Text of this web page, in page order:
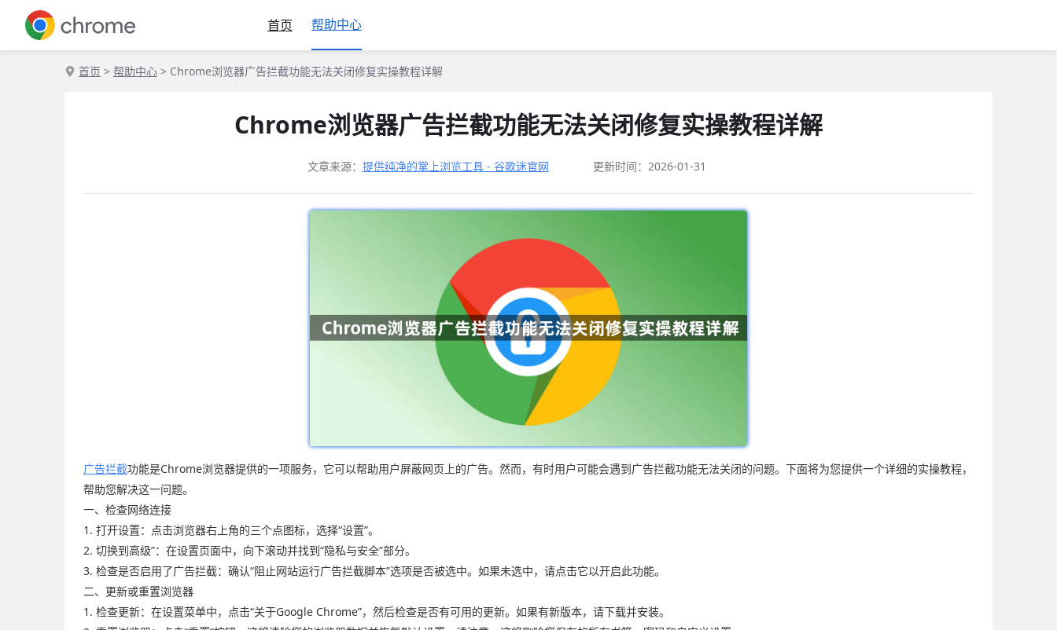
首页 帮助中心
首页 > 帮助中心 > Chrome浏览器广告拦截功能无法关闭修复实操教程详解
Chrome浏览器广告拦截功能无法关闭修复实操教程详解
文章来源： 提供纯净的掌上浏览工具 - 谷歌迷官网 更新时间：2026-01-31
广告拦截功能是Chrome浏览器提供的一项服务，它可以帮助用户屏蔽网页上的广告。然而，有时用户可能会遇到广告拦截功能无法关闭的问题。下面将为您提供一个详细的实操教程，
帮助您解决这一问题。
一、检查网络连接
1. 打开设置：点击浏览器右上角的三个点图标，选择“设置”。
2. 切换到高级”：在设置页面中，向下滚动并找到“隐私与安全”部分。
3. 检查是否启用了广告拦截：确认“阻止网站运行广告拦截脚本”选项是否被选中。如果未选中，请点击它以开启此功能。
二、更新或重置浏览器
1. 检查更新：在设置菜单中，点击“关于Google Chrome”，然后检查是否有可用的更新。如果有新版本，请下载并安装。